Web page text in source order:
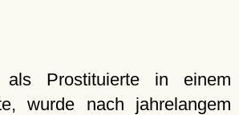
Prostituierte in einem
wurde nach jahrelangem